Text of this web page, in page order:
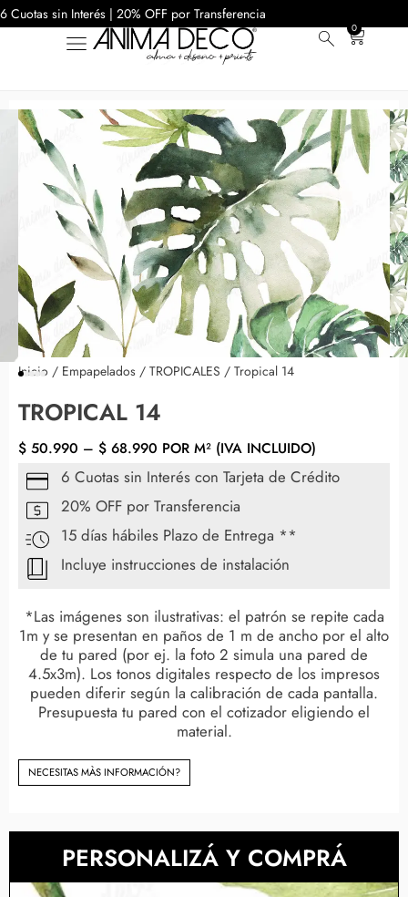
6 Cuotas sin Interés | 20% OFF por Transferencia
0
Inicio / Empapelados / TROPICALES / Tropical 14
TROPICAL 14
$ 50.990 – $ 68.990 POR M² (IVA INCLUIDO)
6 Cuotas sin Interés con Tarjeta de Crédito
20% OFF por Transferencia
15 días hábiles Plazo de Entrega **
Incluye instrucciones de instalación
*Las imágenes son ilustrativas: el patrón se repite cada
1m y se presentan en paños de 1 m de ancho por el alto
de tu pared (por ej. la foto 2 simula una pared de
4.5x3m). Los tonos digitales respecto de los impresos
pueden diferir según la calibración de cada pantalla.
Presupuesta tu pared con el cotizador eligiendo el
material.
NECESITAS MÀS INFORMACIÓN?
PERSONALIZÁ Y COMPRÁ